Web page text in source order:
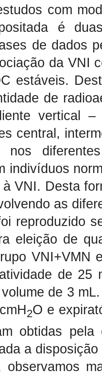
com
é
de dados
da VNI
estáveis.
de
vertical
central,
nos
indivíduos
VNI. Desta
as
reproduzido
eleição de
VNI+VMN
de 25
de 3
2O e
obtidas
a
observamos